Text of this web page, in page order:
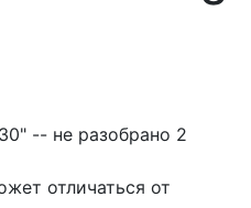
отличаться от